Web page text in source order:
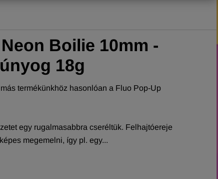
Boilie 10mm -
18g
termékünkhöz hasonlóan a Fluo Pop-Up
egy rugalmasabbra cseréltük. Felhajtóereje
megemelni, így pl. egy...